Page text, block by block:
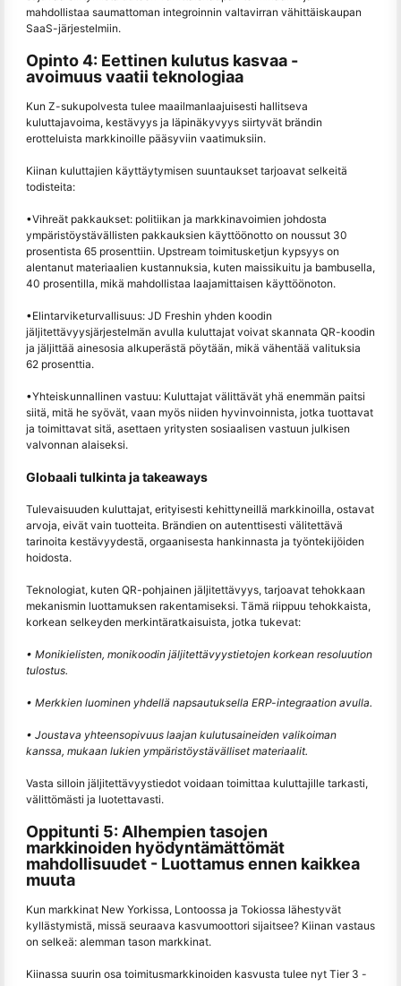
mahdollistaa saumattoman integroinnin valtavirran vähittäiskaupan
SaaS-järjestelmiin.
Opinto 4: Eettinen kulutus kasvaa -
avoimuus vaatii teknologiaa
Kun Z-sukupolvesta tulee maailmanlaajuisesti hallitseva
kuluttajavoima, kestävyys ja läpinäkyvyys siirtyvät brändin
erotteluista markkinoille pääsyviin vaatimuksiin.
Kiinan kuluttajien käyttäytymisen suuntaukset tarjoavat selkeitä
todisteita:
•Vihreät pakkaukset: politiikan ja markkinavoimien johdosta
ympäristöystävällisten pakkauksien käyttöönotto on noussut 30
prosentista 65 prosenttiin. Upstream toimitusketjun kypsyys on
alentanut materiaalien kustannuksia, kuten maissikuitu ja bambusella,
40 prosentilla, mikä mahdollistaa laajamittaisen käyttöönoton.
•Elintarviketurvallisuus: JD Freshin yhden koodin
jäljitettävyysjärjestelmän avulla kuluttajat voivat skannata QR-koodin
ja jäljittää ainesosia alkuperästä pöytään, mikä vähentää valituksia
62 prosenttia.
•Yhteiskunnallinen vastuu: Kuluttajat välittävät yhä enemmän paitsi
siitä, mitä he syövät, vaan myös niiden hyvinvoinnista, jotka tuottavat
ja toimittavat sitä, asettaen yritysten sosiaalisen vastuun julkisen
valvonnan alaiseksi.
Globaali tulkinta ja takeaways
Tulevaisuuden kuluttajat, erityisesti kehittyneillä markkinoilla, ostavat
arvoja, eivät vain tuotteita. Brändien on autenttisesti välitettävä
tarinoita kestävyydestä, orgaanisesta hankinnasta ja työntekijöiden
hoidosta.
Teknologiat, kuten QR-pohjainen jäljitettävyys, tarjoavat tehokkaan
mekanismin luottamuksen rakentamiseksi. Tämä riippuu tehokkaista,
korkean selkeyden merkintäratkaisuista, jotka tukevat:
• Monikielisten, monikoodin jäljitettävyystietojen korkean resoluution
tulostus.
• Merkkien luominen yhdellä napsautuksella ERP-integraation avulla.
• Joustava yhteensopivuus laajan kulutusaineiden valikoiman
kanssa, mukaan lukien ympäristöystävälliset materiaalit.
Vasta silloin jäljitettävyystiedot voidaan toimittaa kuluttajille tarkasti,
välittömästi ja luotettavasti.
Oppitunti 5: Alhempien tasojen
markkinoiden hyödyntämättömät
mahdollisuudet - Luottamus ennen kaikkea
muuta
Kun markkinat New Yorkissa, Lontoossa ja Tokiossa lähestyvät
kyllästymistä, missä seuraava kasvumoottori sijaitsee? Kiinan vastaus
on selkeä: alemman tason markkinat.
Kiinassa suurin osa toimitusmarkkinoiden kasvusta tulee nyt Tier 3 -